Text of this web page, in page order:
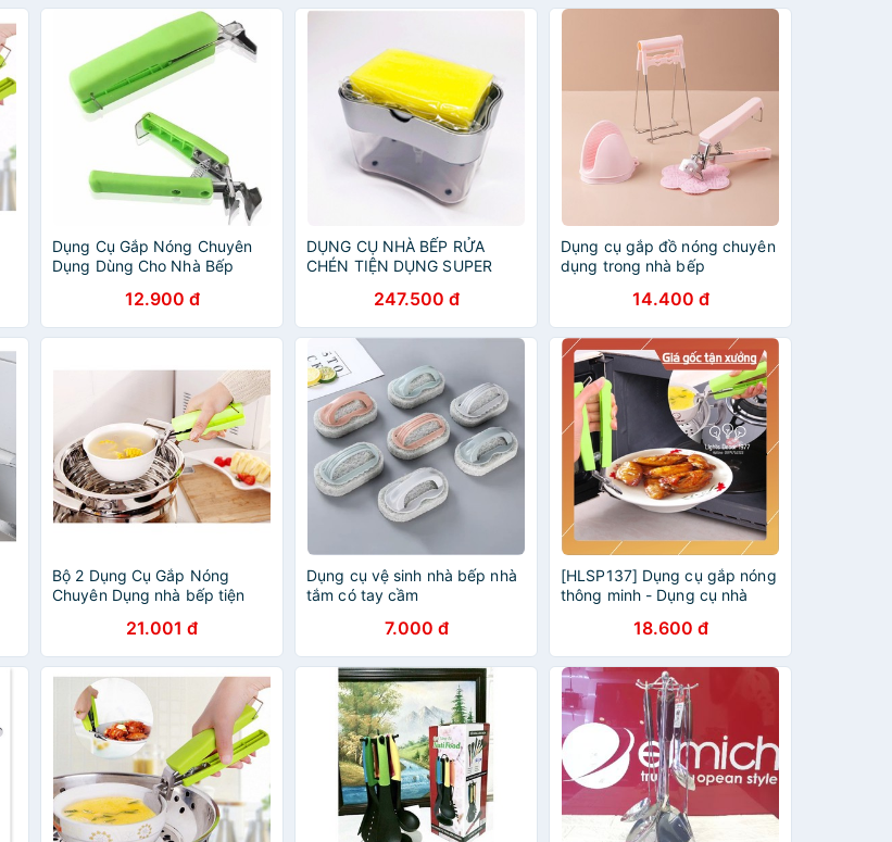
Dụng Cụ Gắp Nóng Chuyên
Dụng Dùng Cho Nhà Bếp
12.900 đ
DỤNG CỤ NHÀ BẾP RỬA
CHÉN TIỆN DỤNG SUPER
247.500 đ
Dụng cụ gắp đồ nóng chuyên
dụng trong nhà bếp
14.400 đ
Bộ 2 Dụng Cụ Gắp Nóng
Chuyên Dụng nhà bếp tiện
21.001 đ
Dụng cụ vệ sinh nhà bếp nhà
tắm có tay cầm
7.000 đ
[HLSP137] Dụng cụ gắp nóng
thông minh - Dụng cụ nhà
18.600 đ